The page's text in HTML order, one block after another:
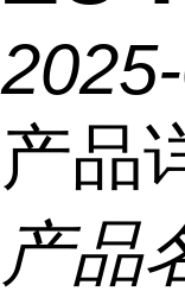
产品
产品